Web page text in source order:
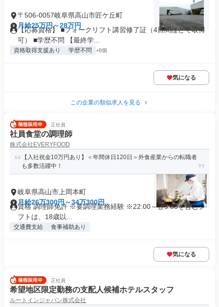
〒506-0057岐阜県高山市匠ケ丘町
月給25万円～28万円
【応募資格】 ■フォークリフト講習修了証（4日間ほどで取得
可） ■学歴不問 【最終学...
資格取得支援あり 学歴不問 +8個
気になる
この企業の類似求人を見る
正社員
社員食堂の調理師
株式会社EVERYFOOD
【入社祝金10万円あり】＜年間休日120日＞外食産業からの転職者
も多数活躍中！
岐阜県高山市上岡本町
月給26万300円～34万300円
資格 調理師免許 ※要調理業務経験 ※22:00～翌5:00を含むシ
フトは、18歳以...
交通費支給 食事補助あり
気になる
正社員
希望地区限定勤務の支配人候補ホテルスタッフ
ルートインジャパン株式会社